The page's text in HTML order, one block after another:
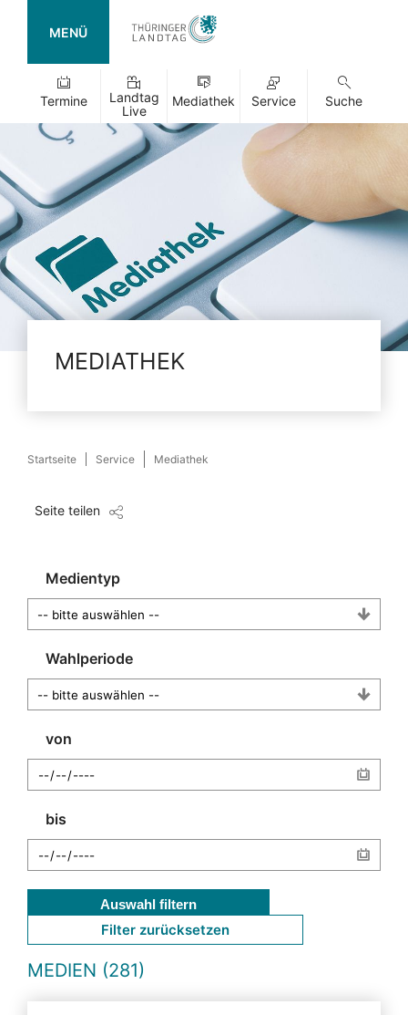
MENÜ
Termine
Landtag
Live
Mediathek Service Suche
MEDIATHEK
Startseite Service Mediathek
Seite teilen
Medientyp
Wahlperiode
von
bis
Auswahl filtern
Filter zurücksetzen
MEDIEN (281)